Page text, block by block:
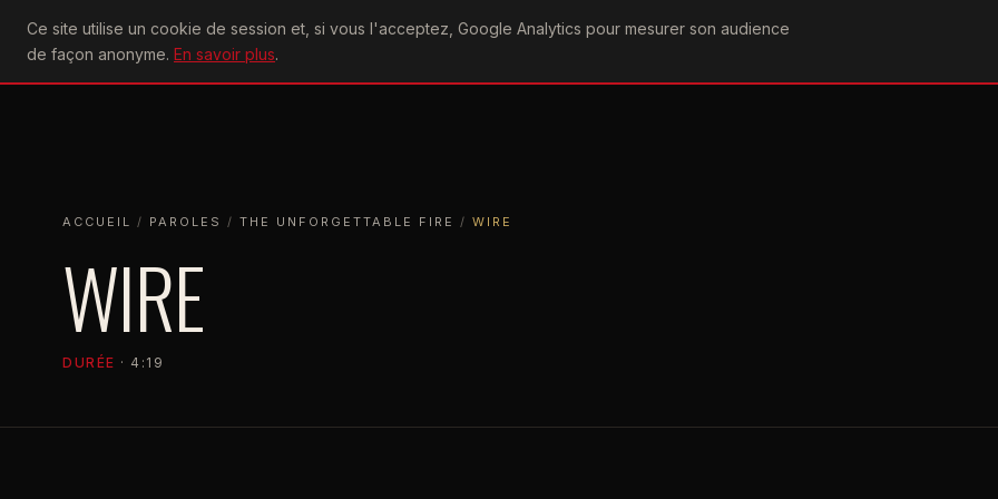
Ce site utilise un cookie de session et, si vous l'acceptez, Google Analytics pour mesurer son audience
de façon anonyme. En savoir plus.
U2achtung
ACCUEIL
ACTU CONCERTS DISCOGRAPHIEPAROLESVIDÉOGRAPHIEFORUMS
ACCUEIL / PAROLES / THE UNFORGETTABLE FIRE / WIRE
WIRE
DURÉE · 4:19